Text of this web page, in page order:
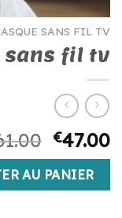
SANS FIL TV
sans fil tv
€47.00
sans fil tv
AU PANIER